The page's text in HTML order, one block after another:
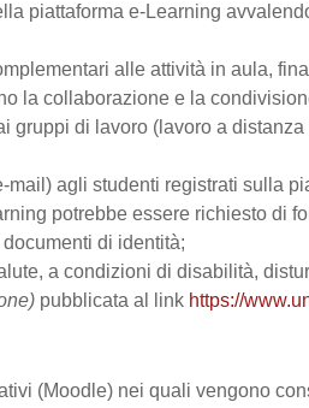
piattaforma e-Learning
alle attività in aula,
la collaborazione e la
di lavoro (lavoro a
agli studenti registrati sulla
potrebbe essere richiesto di
di identità;
a condizioni di disabilità,
pubblicata al link https://
(Moodle) nei quali vengono